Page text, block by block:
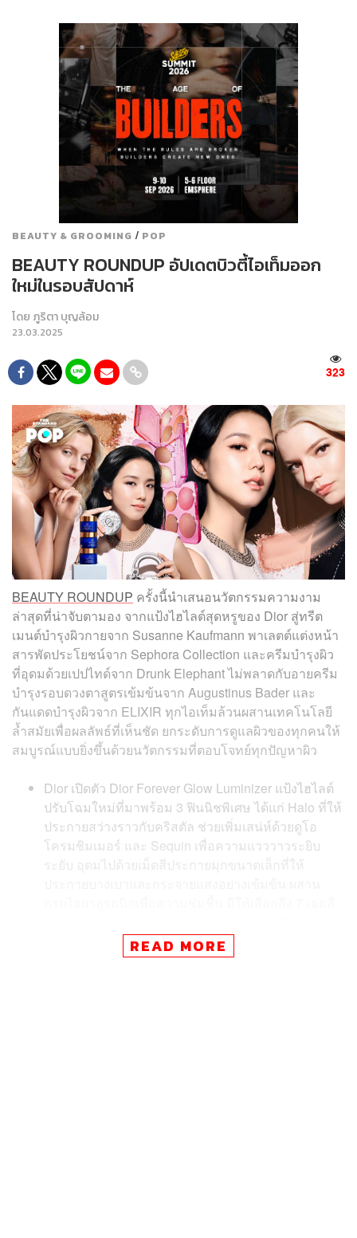
BEAUTY & GROOMING / POP
BEAUTY ROUNDUP อัปเดตบิวตี้ไอเท็มออก
ใหม่ในรอบสัปดาห์
โดย ภูริตา บุญล้อม
23.03.2025
323
BEAUTY ROUNDUP ครั้งนี้นำเสนอนวัตกรรมความงาม
ล่าสุดที่น่าจับตามอง จากแป้งไฮไลต์สุดหรูของ Dior สู่ทรีต
เมนต์บำรุงผิวกายจาก Susanne Kaufmann พาเลตต์แต่งหน้า
สารพัดประโยชน์จาก Sephora Collection และครีมบำรุงผิว
ที่อุดมด้วยเปปไทด์จาก Drunk Elephant ไม่พลาดกับอายครีม
บำรุงรอบดวงตาสูตรเข้มข้นจาก Augustinus Bader และ
กันแดดบำรุงผิวจาก ELIXIR ทุกไอเท็มล้วนผสานเทคโนโลยี
ล้ำสมัยเพื่อผลลัพธ์ที่เห็นชัด ยกระดับการดูแลผิวของทุกคนให้
สมบูรณ์แบบยิ่งขึ้นด้วยนวัตกรรมที่ตอบโจทย์ทุกปัญหาผิว
Dior เปิดตัว Dior Forever Glow Luminizer แป้งไฮไลต์
ปรับโฉมใหม่ที่มาพร้อม 3 ฟินนิชพิเศษ ได้แก่ Halo ที่ให้
ประกายสว่างราวกับคริสตัล ช่วยเพิ่มเสน่ห์ด้วยดูโอ
โครมชิมเมอร์ และ Sequin เพื่อความแวววาวระยิบ
ระยับ อุดมไปด้วยเม็ดสีประกายมุกขนาดเล็กที่ให้
READ MORE